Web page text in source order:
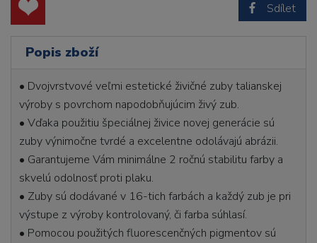
Sdílet
Popis zboží
• Dvojvrstvové veľmi estetické živičné zuby talianskej
výroby s povrchom napodobňujúcim živý zub.
• Vďaka použitiu špeciálnej živice novej generácie sú
zuby výnimočne tvrdé a excelentne odolávajú abrázii.
• Garantujeme Vám minimálne 2 ročnú stabilitu farby a
skvelú odolnosť proti plaku.
• Zuby sú dodávané v 16-tich farbách a každý zub je pri
výstupe z výroby kontrolovaný, či farba súhlasí.
• Pomocou použitých fluorescenčných pigmentov sú